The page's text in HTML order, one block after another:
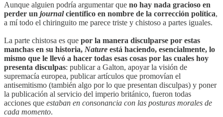
Aunque alguien podría argumentar que no hay nada gracioso en
perder un journalcientífico en nombre de la corrección política,
a mí todo el chiringuito me parece triste y chistoso a partes iguales.
La parte chistosa es que por la manera disculparse por estas
manchas en su historia, Nature está haciendo, esencialmente, lo
mismo que le llevó a hacer todas esas cosas por las cuales hoy
presenta disculpas: publicar a Galton, apoyar la visión de
supremacía europea, publicar artículos que promovían el
antisemitismo (también algo por lo que presentan disculpas) y poner
la publicación al servicio del imperio británico, fueron todas
acciones que estaban en consonancia con las posturas morales de
cada momento.